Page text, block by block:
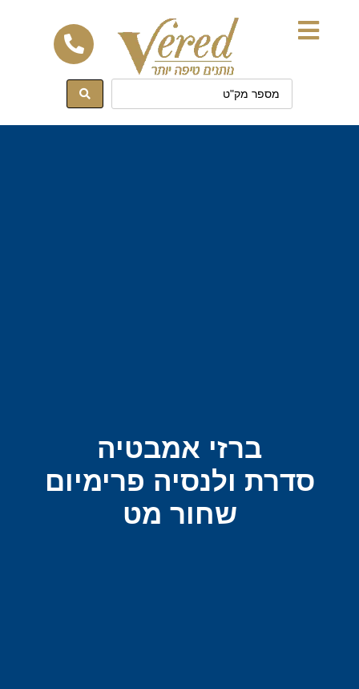
ברזי אמבטיה
סדרת ולנסיה פרימיום
שחור מט